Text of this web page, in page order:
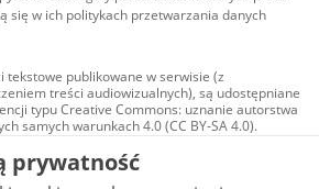
się w ich politykach przetwarzania danych
tekstowe publikowane w serwisie (z
treści audiowizualnych), są udostępniane
typu Creative Commons: uznanie autorstwa
samych warunkach 4.0 (CC BY-SA 4.0).
audiowizualne, w tym zdjęcia, materiały
wideo, są udostępniane na licencji typu
Commons: uznanie autorstwa użycie
prywatność